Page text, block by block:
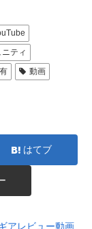
ティ
動画
はてブ
アレビュー動画